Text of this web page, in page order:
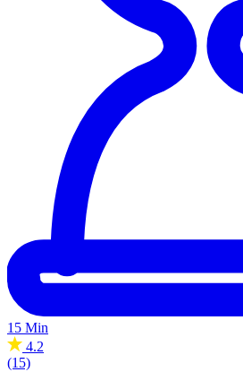
15 Min
4.2
(15)